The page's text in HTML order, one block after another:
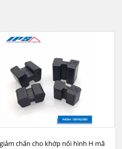
chấn cho khớp nối hình H mã